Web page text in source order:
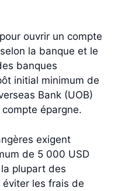
ouvrir un compte
la banque et le
banques
initial minimum de
Bank (UOB)
épargne.
exigent
de 5 000 USD
plupart des
les frais de